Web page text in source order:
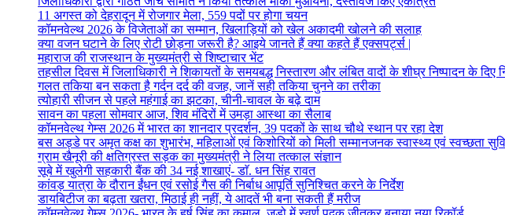
11 अगस्त को देहरादून में रोजगार मेला, 559 पदों पर होगा चयन
कॉमनवेल्थ 2026 के विजेताओं का सम्मान, खिलाड़ियों को खेल अकादमी खोलने की सलाह
क्या वजन घटाने के लिए रोटी छोड़ना जरूरी है? आइये जानते हैं क्या कहते हैं एक्सपर्ट्स |
महाराज की राजस्थान के मुख्यमंत्री से शिष्टाचार भेंट
तहसील दिवस में जिलाधिकारी ने शिकायतों के समयबद्ध निस्तारण और लंबित वादों के शीघ्र निष्पादन के दिए
गलत तकिया बन सकता है गर्दन दर्द की वजह, जानें सही तकिया चुनने का तरीका
त्योहारी सीजन से पहले महंगाई का झटका, चीनी-चावल के बढ़े दाम
सावन का पहला सोमवार आज, शिव मंदिरों में उमड़ा आस्था का सैलाब
कॉमनवेल्थ गेम्स 2026 में भारत का शानदार प्रदर्शन, 39 पदकों के साथ चौथे स्थान पर रहा देश
बस अड्डे पर अमृत कक्ष का शुभारंभ, महिलाओं एवं किशोरियों को मिली सम्मानजनक स्वास्थ्य एवं स्वच्छता
ग्राम खैनूरी की क्षतिग्रस्त सड़क का मुख्यमंत्री ने लिया तत्काल संज्ञान
सूबे में खुलेगी सहकारी बैंक की 34 नई शाखाएं- डाॅ. धन सिंह रावत
कांवड़ यात्रा के दौरान ईंधन एवं रसोई गैस की निर्बाध आपूर्ति सुनिश्चित करने के निर्देश
डायबिटीज का बढ़ता खतरा, मिठाई ही नहीं, ये आदतें भी बना सकती हैं मरीज